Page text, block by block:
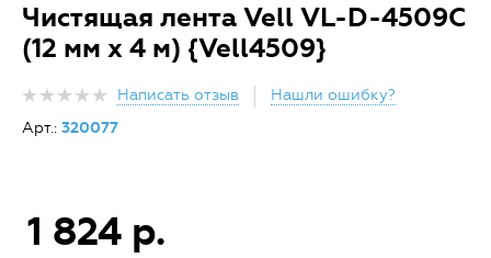
Чистящая лента Vell VL-D-4509C
(12 мм x 4 м) {Vell4509}
Написать отзыв
Нашли ошибку?
Арт.: 320077
1 824 р.